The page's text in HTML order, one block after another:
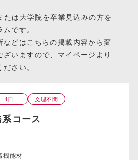
は大学院を卒業見込みの方を
です。
などはこちらの掲載内容から変
いますので、マイページより
さい。
1日 文理不問
コース
機能材